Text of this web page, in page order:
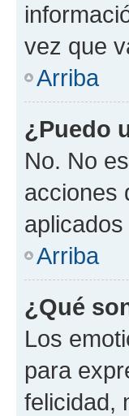
vez que
Arriba
¿Puedo
No. No
acciones
Arriba
¿Qué
Los
para
felicidad,